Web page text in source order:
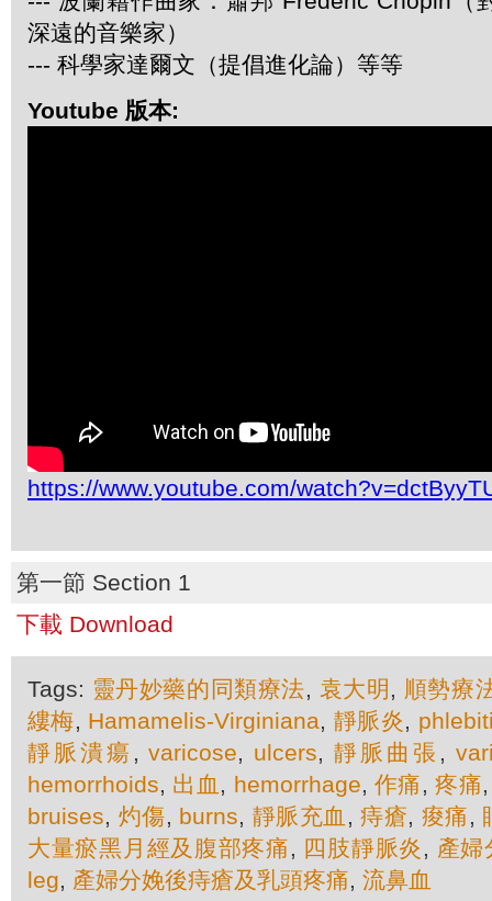
深遠的音樂家）
--- 科學家達爾文（提倡進化論）等等
Youtube 版本:
https://www.youtube.com/
第一節 Section 1
下載 Download
Tags: 靈丹妙藥的同類療法, 袁大明 , 順勢療
縷梅, Hamamelis-Virginiana, 靜脈炎,
靜脈潰瘍 ,varicose, ulcers,靜脈曲張 ,
hemorrhoids, 出血 , hemorrhage,作痛,疼痛
bruises, 灼傷, burns, 靜脈充血 ,痔瘡, 痠痛,
大量瘀黑月經及腹部疼痛, 四肢靜脈炎 , 產婦
leg, 產婦分娩後痔瘡及乳頭疼痛, 流鼻血